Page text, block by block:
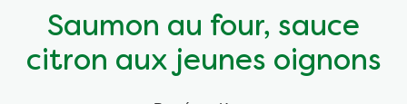
Végétarien
Aides culinaires
Saumon au four, sauce
citron aux jeunes oignons